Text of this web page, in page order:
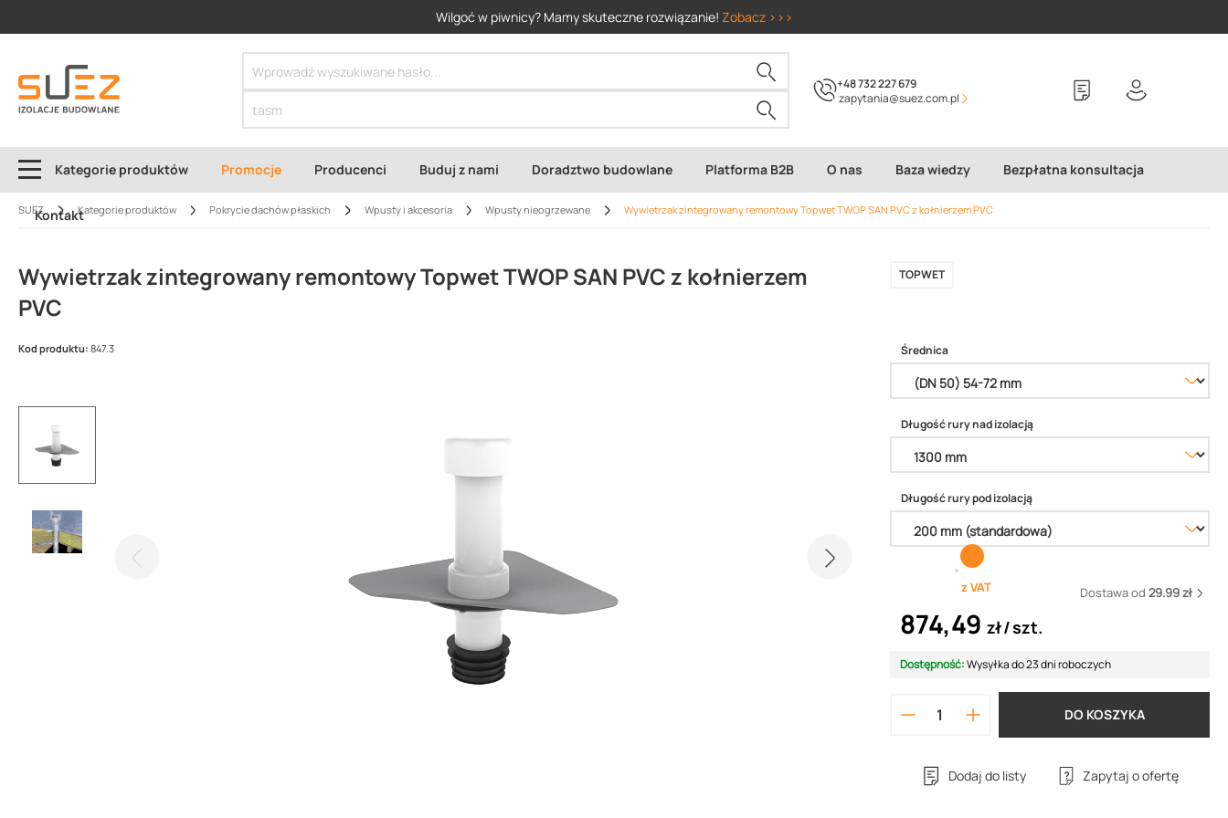
Wilgoć w piwnicy? Mamy skuteczne rozwiązanie! Zobacz >>>
+48 732 227 679
zapytania@suez.com.pl
Kategorie produktów Promocje Producenci Buduj z nami Doradztwo budowlane Platforma B2B O nas Baza wiedzy Bezpłatna konsultacja
Kontakt
SUEZ Kategorie produktów Pokrycie dachów płaskich Wpusty i akcesoria Wpusty nieogrzewane Wywietrzak zintegrowany remontowy Topwet TWOP SAN PVC z kołnierzem PVC
Wywietrzak zintegrowany remontowy Topwet TWOP SAN PVC z kołnierzem
PVC
TOPWET
Kod produktu: 847.3 Średnica
Długość rury nad izolacją
Długość rury pod izolacją
z VAT Dostawa od 29.99 zł
874,49 zł szt.
Dostępność:Wysyłka do 23 dni roboczych
DO KOSZYKA
Dodaj do listy Zapytaj o ofertę